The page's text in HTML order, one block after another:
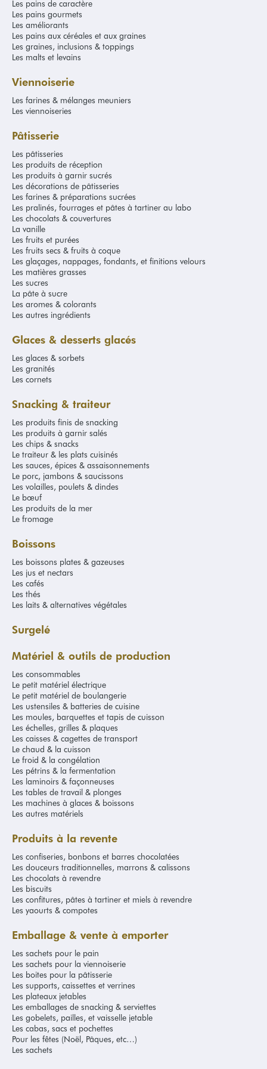
Notre offre de sacherie
Les sachets pour pains et viennoiseries font partie intégrante de
l’offre d’emballages de boulangerie. Parmi notre offre de sacherie,
sandwichs, des sachets pour confiseries, pour viennoiseries, ou
encore des sacs réutilisables. Tous nos sachets de boulangerie sont
disponibles dans des tailles diverses pour s’adapter à tous vos
produits. Certains possèdent des fenêtres transparentes pour que
Bio » pour tous vos pains réalisés exclusivement avec des matières
Nos boîtes
Si vous recherchez des emballages de pâtisserie professionnels,
vous êtes au bon endroit. En plus de notre offre de sacherie, vous
retrouverez dans notre catalogue un large choix de boîtes pour vos
tartes, vos gâteaux ou encore vos bûches de Noël. Nos boîtes
pâtissières se déclinent en diverses tailles et formes (rondes,
carrées, rectangulaires) pour s’adapter à tous vos produits. Elles
sont disponibles en carton blanc ou kraft, mais également dans
des modèles plus élégants avec des décorations. Certaines de nos
boîtes comportent des couvercles, d’autres non, et vous pouvez
également vous tourner vers des modèles à poignées, encore plus
pratiques pour transporter vos créations.
Sandwichs, salades, quiches… Aujourd’hui la vente à emporter fait
partie du quotidien des Français. Proposez à vos clients des
produits de qualité avec nos emballages de vente à emporter. Vous
couvercles, des emballages pour sandwichs ainsi que des couverts
en bois pour pouvoir se restaurer facilement.
Des emballages professionnels de haute
qualité
Nos emballages de boulangerie sont pensés pour répondre aux
besoins spécifiques des professionnels du secteur. Nous nous
entourons donc des marchands les plus fiables et les plus
renommés de la profession pour vous offrir des produits de
qualité.
Les avantages de nos emballages de
boulangerie
Tous nos emballages sont conçus pour protéger vos produits du
mieux possible, en les préservant de l’humidité, des chocs et des
contaminants. Vos clients peuvent ainsi déguster des produits frais
pratiques et simples à utiliser, tout en étant très résistants. Faciles à
manipuler et à stocker, ils simplifient votre travail quotidien et sont
disponibles en différents formats pour s'adapter à toutes vos
créations.
Nos marchands
Chez Grands Moulins de Paris, nous ne faisons aucune concession
sur la qualité. C’est pour cette raison que nous choisissons les
meilleurs marchands du secteur pour vous fournir des produits
haut de gamme. Parmi eux, vous pouvez retrouver Guéry et
Scaritech pour le petit matériels, Veliche pour le chocolat de
couverture ou encore Talbot pour le textile professionnel. Les
emballages, eux, sont fournis par Lehbar, Solia et Jorideal.
Grands Moulins de Paris, votre
fournisseur d’emballages
boulangerie/pâtisserie
Meunier centenaire, Grands Moulins de Paris a toujours eu à cœur
de proposer à ses clients la crème de la crème des produits de
boulangerie et de pâtisserie. Tous nos emballages de boulangerie
sont donc conçus avec soin pour répondre aux attentes des
artisans boulangers les plus exigeants. Nous savons également
que le temps est précieux pour vous, c’est pour cette raison que
pouvoir centraliser vos achats et commander vos produits en deux
Emballage professionnel pour
boulangerie pâtisserie
Retrouvez en ligne toutes les emballages professionnels dont vous
avez besoin au quotidien dans votre boulangerie/pâtisserie :
sacherie, boîte, emballage spécialement conçu pour la vente à
emporter… Disponibles en ligne au meilleur prix, nos emballages
possèdent des dimensions parfaitement adaptées aux produits
Les pains de caractère
Les pains gourmets
Les améliorants
Les pains aux céréales et aux graines
Les graines, inclusions & toppings
Les malts et levains
Viennoiserie
Les farines & mélanges meuniers
Les viennoiseries
Pâtisserie
Les pâtisseries
Les produits de réception
Les produits à garnir sucrés
Les décorations de pâtisseries
Les farines & préparations sucrées
Les pralinés, fourrages et pâtes à tartiner au labo
Les chocolats & couvertures
La vanille
Les fruits et purées
Les fruits secs & fruits à coque
Les glaçages, nappages, fondants, et finitions velours
Les matières grasses
Les sucres
La pâte à sucre
Les aromes & colorants
Les autres ingrédients
Glaces & desserts glacés
Les glaces & sorbets
Les granités
Les cornets
Snacking & traiteur
Les produits finis de snacking
Les produits à garnir salés
Les chips & snacks
Le traiteur & les plats cuisinés
Les sauces, épices & assaisonnements
Le porc, jambons & saucissons
Les volailles, poulets & dindes
Le bœuf
Les produits de la mer
Le fromage
Boissons
Les boissons plates & gazeuses
Les jus et nectars
Les cafés
Les thés
Les laits & alternatives végétales
Surgelé
Matériel & outils de production
Les consommables
Le petit matériel électrique
Le petit matériel de boulangerie
Les ustensiles & batteries de cuisine
Les moules, barquettes et tapis de cuisson
Les échelles, grilles & plaques
Les caisses & cagettes de transport
Le chaud & la cuisson
Le froid & la congélation
Les pétrins & la fermentation
Les laminoirs & façonneuses
Les tables de travail & plonges
Les machines à glaces & boissons
Les autres matériels
Produits à la revente
Les confiseries, bonbons et barres chocolatées
Les douceurs traditionnelles, marrons & calissons
Les chocolats à revendre
Les biscuits
Les confitures, pâtes à tartiner et miels à revendre
Les yaourts & compotes
Emballage & vente à emporter
Les sachets pour le pain
Les sachets pour la viennoiserie
Les boites pour la pâtisserie
Les supports, caissettes et verrines
Les plateaux jetables
Les emballages de snacking & serviettes
Les gobelets, pailles, et vaisselle jetable
Les cabas, sacs et pochettes
Pour les fêtes (Noël, Pâques, etc…)
Les sachets